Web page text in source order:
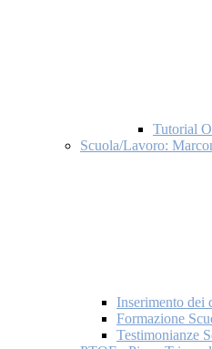
Tutorial
Scuola/Lavoro:
Inserimento dei
Formazione
Testimonianze